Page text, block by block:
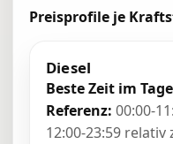
Preisprofile je
Diesel
Beste Zeit im
Referenz: 00:00-
12:00-23:59